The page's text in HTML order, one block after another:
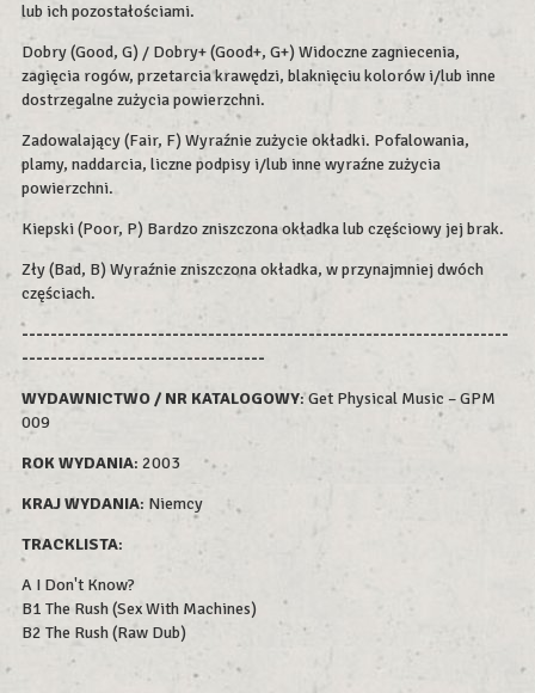
lub ich pozostałościami.
Dobry (Good, G) / Dobry+ (Good+, G+) Widoczne zagniecenia,
zagięcia rogów, przetarcia krawędzi, blaknięciu kolorów i/lub inne
dostrzegalne zużycia powierzchni.
Zadowalający (Fair, F) Wyraźnie zużycie okładki. Pofalowania,
plamy, naddarcia, liczne podpisy i/lub inne wyraźne zużycia
powierzchni.
Kiepski (Poor, P) Bardzo zniszczona okładka lub częściowy jej brak.
Zły (Bad, B) Wyraźnie zniszczona okładka, w przynajmniej dwóch
częściach.
--------------------------------------------------------------------
----------------------------------
WYDAWNICTWO / NR KATALOGOWY: Get Physical Music – GPM
009
ROK WYDANIA: 2003
KRAJ WYDANIA: Niemcy
TRACKLISTA:
A I Don't Know?
B1 The Rush (Sex With Machines)
B2 The Rush (Raw Dub)